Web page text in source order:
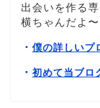
出会いを作る
横ちゃんだよ〜
・ 僕の詳しいプ
・ 初めて当ブロ